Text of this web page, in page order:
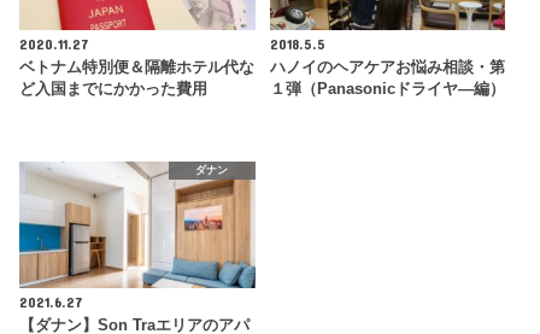
2020.11.27
ベトナム特別便＆隔離ホテル代な
ど入国までにかかった費用
2018.5.5
ハノイのヘアケアお悩み相談・第
１弾（Panasonicドライヤ―編）
ダナン
2021.6.27
【ダナン】Son Traエリアのアパ